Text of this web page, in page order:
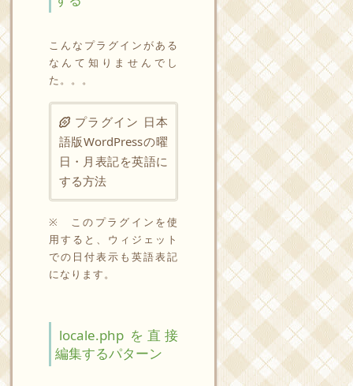
こんなプラグインがある
なんて知りませんでし
た。。。
プラグイン 日本
語版WordPressの曜
日・月表記を英語に
する方法
※ このプラグインを使
用すると、ウィジェット
での日付表示も英語表記
になります。
locale.php を直接
編集するパターン